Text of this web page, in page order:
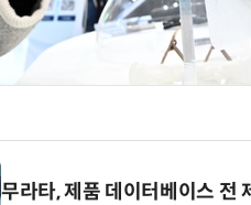
무라타, 제품 데이터베이스